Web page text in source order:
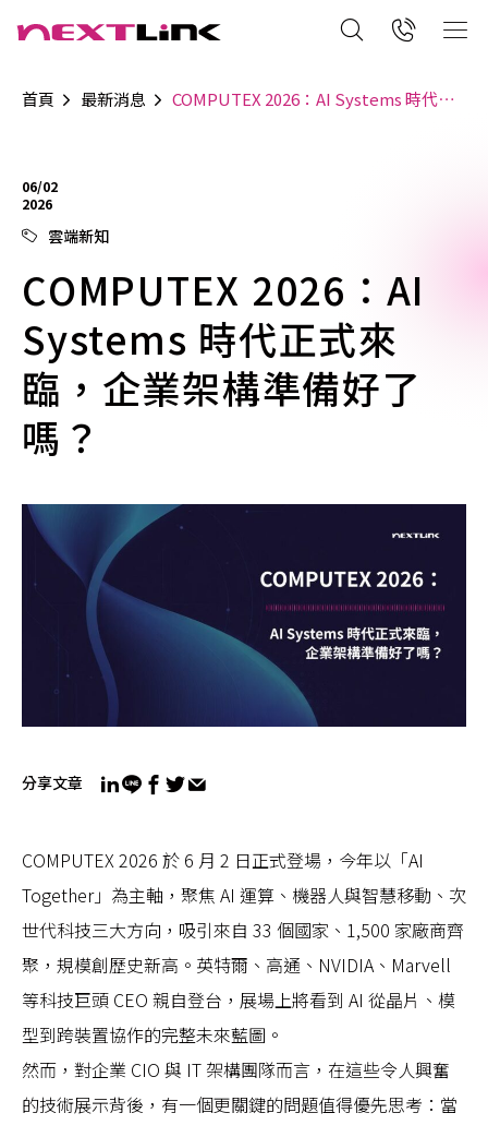
首頁 最新消息 COMPUTEX 2026：AI Systems 時代正式來臨，企業架構準備好了嗎？
06/02
2026
雲端新知
COMPUTEX 2026：AI
Systems 時代正式來
臨，企業架構準備好了
嗎？
分享文章
COMPUTEX 2026 於 6 月 2 日正式登場，今年以「AI
Together」為主軸，聚焦 AI 運算、機器人與智慧移動、次
世代科技三大方向，吸引來自 33 個國家、1,500 家廠商齊
聚，規模創歷史新高。英特爾、高通、NVIDIA、Marvell
等科技巨頭 CEO 親自登台，展場上將看到 AI 從晶片、模
型到跨裝置協作的完整未來藍圖。
然而，對企業 CIO 與 IT 架構團隊而言，在這些令人興奮
的技術展示背後，有一個更關鍵的問題值得優先思考：當